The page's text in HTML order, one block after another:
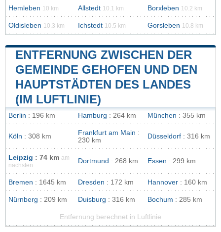
Hemleben 10 km Allstedt 10.1 km Borxleben 10.2 km
Oldisleben 10.3 km Ichstedt 10.5 km Gorsleben 10.8 km
ENTFERNUNG ZWISCHEN DER
GEMEINDE GEHOFEN UND DEN
HAUPTSTÄDTEN DES LANDES
(IM LUFTLINIE)
Berlin : 196 km Hamburg : 264 km München : 355 km
Köln : 308 km Frankfurt am Main :
230 km
Düsseldorf : 316 km
Leipzig : 74 km am
nächsten
Dortmund : 268 km Essen : 299 km
Bremen : 1645 km Dresden : 172 km Hannover : 160 km
Nürnberg : 209 km Duisburg : 316 km Bochum : 285 km
Entfernung berechnet in Luftlinie